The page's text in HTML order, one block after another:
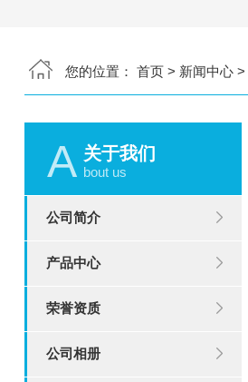
您的位置： 首页> 新闻中心>
A 关于我们
bout us
公司简介
产品中心
荣誉资质
公司相册